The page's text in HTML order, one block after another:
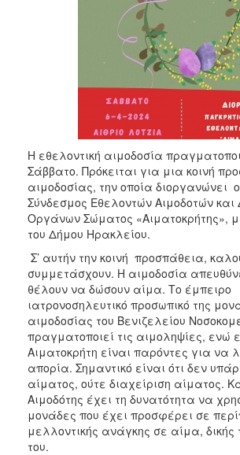
2013
2010
2006
ΔΗΜΟΤΗΣ
ΕΠΙΣΚΕΠΤΗΣ
ΗΡΑΚΛΕΙΟ
Η εθελοντική αιμοδοσία
Σάββατο. Πρόκειται για μια κοινή
αιμοδοσίας, την οποία διοργανώνει
Σύνδεσμος Εθελοντών Αιμοδοτών
Οργάνων Σώματος «Αιματοκρήτης»,
του Δήμου Ηρακλείου.
Σ’ αυτήν την κοινή προσπάθεια,
συμμετάσχουν. Η αιμοδοσία
θέλουν να δώσουν αίμα. Το έμπειρο
ιατρονοσηλευτικό προσωπικό της
αιμοδοσίας του Βενιζελείου
πραγματοποιεί τις αιμοληψίες, ενώ
Αιματοκρήτη είναι παρόντες για να
απορία. Σημαντικό είναι ότι δεν
αίματος, ούτε διαχείριση αίματος.
Αιμοδότης έχει τη δυνατότητα να
μονάδες που έχει προσφέρει σε
μελλοντικής ανάγκης σε αίμα, δικής
του.